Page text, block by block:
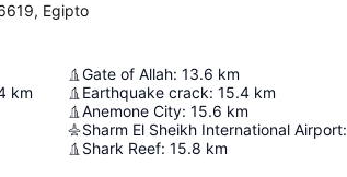
Egipto
km
Gate of Allah: 13.6 km
Earthquake crack: 15.4 km
Anemone City: 15.6 km
Sharm El Sheikh International Airport:
Shark Reef: 15.8 km